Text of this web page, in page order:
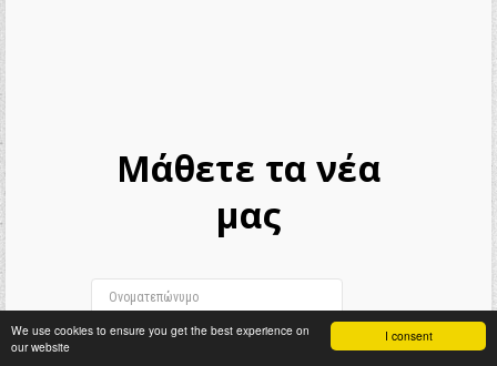
I consent
We use cookies to ensure you get the best experience on
our website
Μάθετε τα νέα
μας